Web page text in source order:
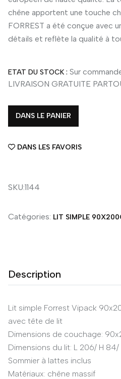
chêne apportent une touche
FORREST a été conçue avec
détails et reflète la qualité à
ETAT DU STOCK : Sur
LIVRAISON GRATUITE
DANS LE PANIER
DANS LES FAVORIS
SKU:1144
Catégories: LIT SIMPLE
Description
Lit simple Forrest Vipack
avec tête de lit
Dimensions de couchage:
Dimensions du lit: L 206/ H 84/
Sommier à lattes inclus
Matériaux: chêne massif